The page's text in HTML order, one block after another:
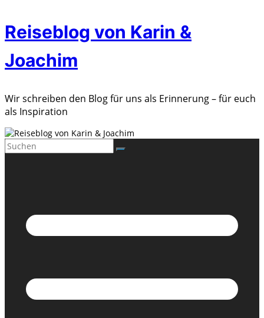
Zum
Inhalt
springen
Reiseblog von Karin &
Joachim
Wir schreiben den Blog für uns als Erinnerung – für euch
als Inspiration